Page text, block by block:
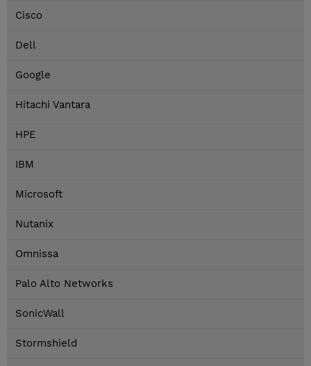
Cisco
Dell
Google
Hitachi Vantara
HPE
IBM
Microsoft
Nutanix
Omnissa
Palo Alto Networks
SonicWall
Stormshield